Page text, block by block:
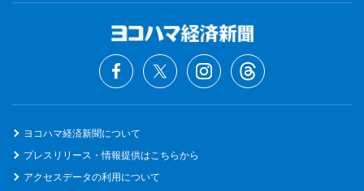
ヨコハマ経済新聞について
プレスリリース・情報提供はこちらから
アクセスデータの利用について